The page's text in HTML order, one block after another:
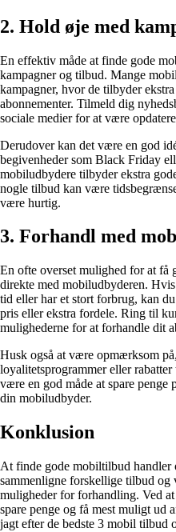
2. Hold øje med
En effektiv måde at finde gode
kampagner og tilbud. Mange
kampagner, hvor de tilbyder
abonnementer. Tilmeld dig
sociale medier for at være
Derudover kan det være en god
begivenheder som Black Friday
mobiludbydere tilbyder ekstra
nogle tilbud kan være
være hurtig.
3. Forhandl med
En ofte overset mulighed for at få
direkte med mobiludbyderen.
tid eller har et stort forbrug, kan
pris eller ekstra fordele. Ring til
mulighederne for at forhandle dit
Husk også at være opmærksom
loyalitetsprogrammer eller
være en god måde at spare penge
din mobiludbyder.
Konklusion
At finde gode mobiltilbud handler
sammenligne forskellige tilbud
muligheder for forhandling. Ved
spare penge og få mest muligt ud
jagt efter de bedste 3 mobil tilbud